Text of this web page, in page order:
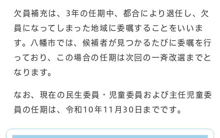
欠員補充は、3年の任期中、都合により退任し、欠
員になってしまった地域に委嘱することをいいま
す。八幡市では、候補者が見つかるたびに委嘱を行
っており、この場合の任期は次回の一斉改選までと
なります。
なお、現在の民生委員・児童委員および主任児童委
員の任期は、令和10年11月30日までです。